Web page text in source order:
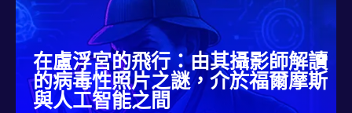
在盧浮宮的飛行：由其攝影師解讀
的病毒性照片之謎，介於福爾摩斯
與人工智能之間